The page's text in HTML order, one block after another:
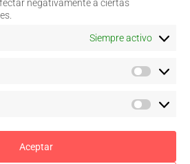
negativamente a ciertas
Siempre activo
Aceptar
Acceso a colegiados